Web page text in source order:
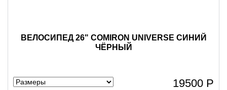
ВЕЛОСИПЕД 26" COMIRON UNIVERSE СИНИЙ
ЧЁРНЫЙ
19500 Р